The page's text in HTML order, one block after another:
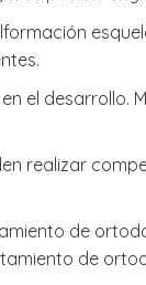
el
realizar
de
de